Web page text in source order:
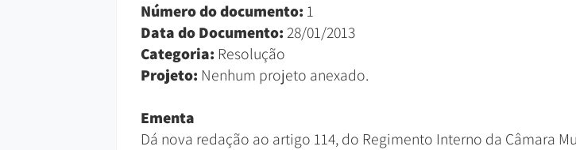
Número do documento: 1
Data do Documento:28/01/2013
Categoria: Resolução
Projeto: Nenhum projeto anexado.
Ementa
Dá nova redação ao artigo 114, do Regimento Interno da Câmara